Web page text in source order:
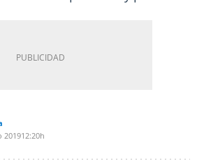
201912:20h